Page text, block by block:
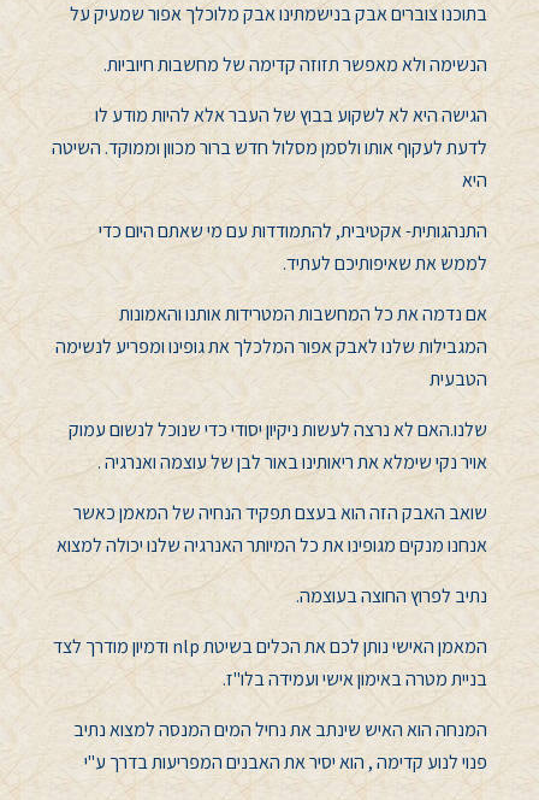
בתוכנו צוברים אבק בנישמתינו אבק מלוכלך אפור שמעיק על
הנשימה ולא מאפשר תזוזה קדימה של מחשבות חיוביות.
הגישה היא לא לשקוע בבוץ של העבר אלא להיות מודע לו
לדעת לעקוף אותו ולסמן מסלול חדש ברור מכוון וממוקד. השיטה
היא
התנהגותית- אקטיבית, להתמודדות עם מי שאתם היום כדי
לממש את שאיפותיכם לעתיד.
אם נדמה את כל המחשבות המטרידות אותנו והאמונות
המגבילות שלנו לאבק אפור המלכלך את גופינו ומפריע לנשימה
הטבעית
שלנו.האם לא נרצה לעשות ניקיון יסודי כדי שנוכל לנשום עמוק
אויר נקי שימלא את ריאותינו באור לבן של עוצמה ואנרגיה .
שואב האבק הזה הוא בעצם תפקיד הנחיה של המאמן כאשר
אנחנו מנקים מגופינו את כל המיותר האנרגיה שלנו יכולה למצוא
נתיב לפרוץ החוצה בעוצמה.
המאמן האישי נותן לכם את הכלים בשיטת nlp ודמיון מודרך לצד
בניית מטרה באימון אישי ועמידה בלו"ז.
המנחה הוא האיש שינתב את נחיל המים המנסה למצוא נתיב
פנוי לנוע קדימה , הוא יסיר את האבנים המפריעות בדרך ע"י